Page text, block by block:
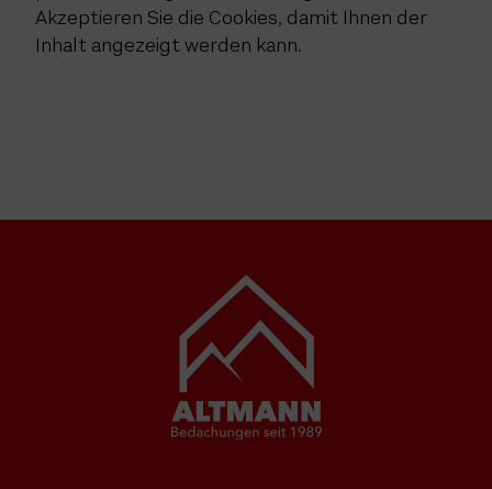
Akzeptieren Sie die Cookies, damit Ihnen der
Inhalt angezeigt werden kann.